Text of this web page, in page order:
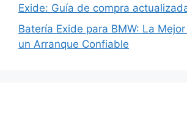
Exide: Guía de compra
Batería Exide para BMW: La
un Arranque Confiable